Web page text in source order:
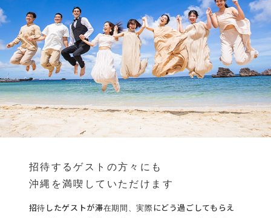
招待するゲストの方々にも
沖縄を満喫していただけます
招待したゲストが滞在期間、実際にどう過ごしてもらえ